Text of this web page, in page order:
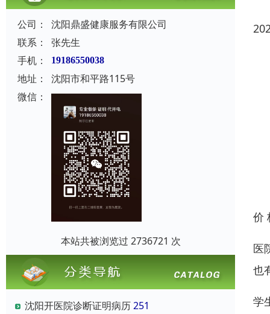
公司：
沈阳鼎盛健康服务有限公司
联系：
张先生
手机：
19186550038
地址：
沈阳市和平路115号
微信：
本站共被浏览过 2736721 次
沈阳开医院诊断证明病历251
价
医
也
学